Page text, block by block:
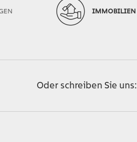
IMMOBILIEN
Oder schreiben Sie uns: